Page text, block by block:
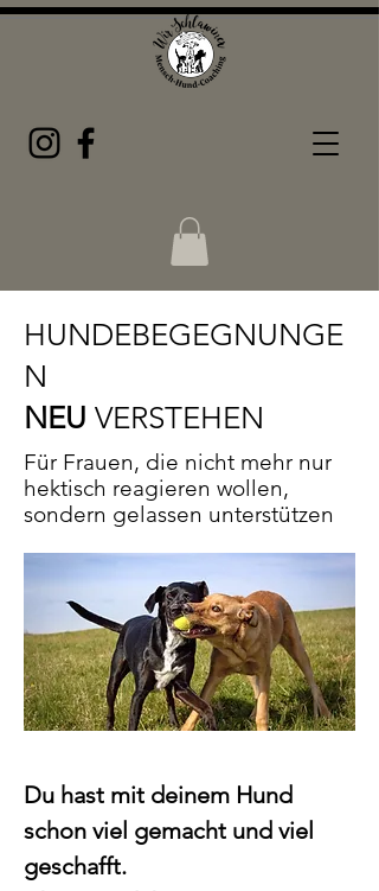
HUNDEBEGEGNUNGE
N
NEU VERSTEHEN
Für Frauen, die nicht mehr nur
hektisch reagieren wollen,
sondern gelassen unterstützen
Du hast mit deinem Hund
schon viel gemacht und viel
geschafft.